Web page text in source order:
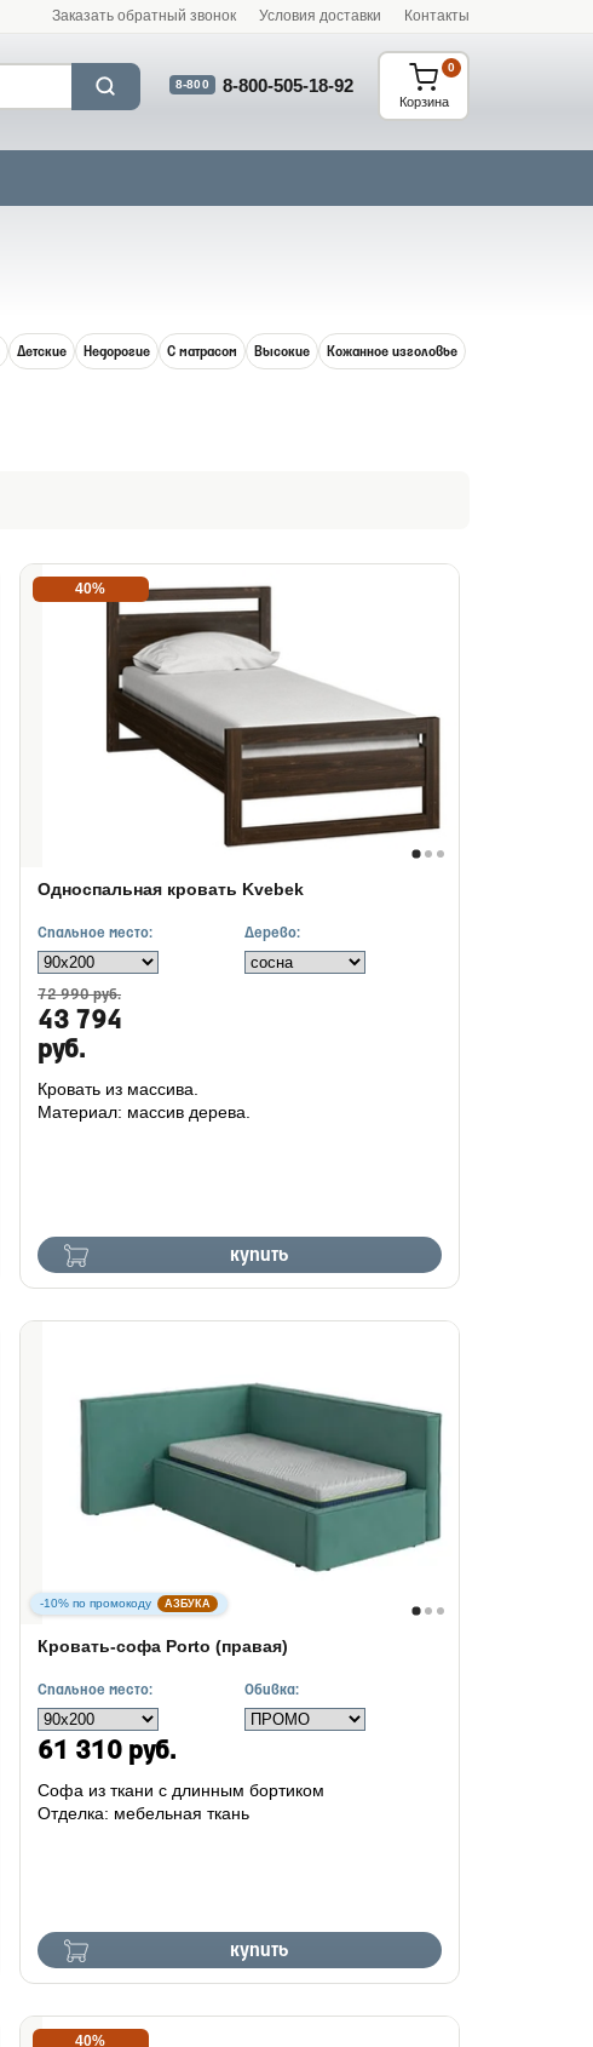
Заказать обратный звонок Условия доставки Контакты
8-800 8-800-505-18-92
Корзина
0
Детские Недорогие С матрасом Высокие Кожанное изголовье
40%
Односпальная кровать Kvebek
Спальное место: Дерево:
72 990 руб.
43 794
руб.
купить
Кровать из массива.
Материал: массив дерева.
-10% по промокоду АЗБУКА
Кровать-софа Porto (правая)
Спальное место: Обивка:
61 310 руб.
купить
Софа из ткани с длинным бортиком
Отделка: мебельная ткань
40%